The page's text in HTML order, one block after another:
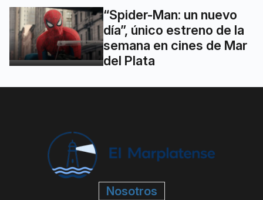
“Spider-Man: un nuevo
día”, único estreno de la
semana en cines de Mar
del Plata
Nosotros